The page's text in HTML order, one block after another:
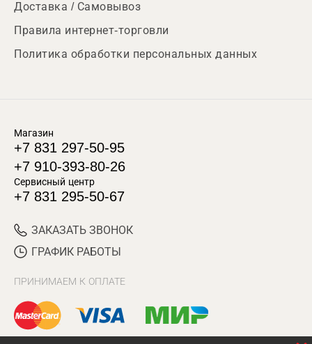
Доставка / Самовывоз
Правила интернет-торговли
Политика обработки персональных данных
Магазин
+7 831 297-50-95
+7 910-393-80-26
Сервисный центр
+7 831 295-50-67
ЗАКАЗАТЬ ЗВОНОК
ГРАФИК РАБОТЫ
ПРИНИМАЕМ К ОПЛАТЕ